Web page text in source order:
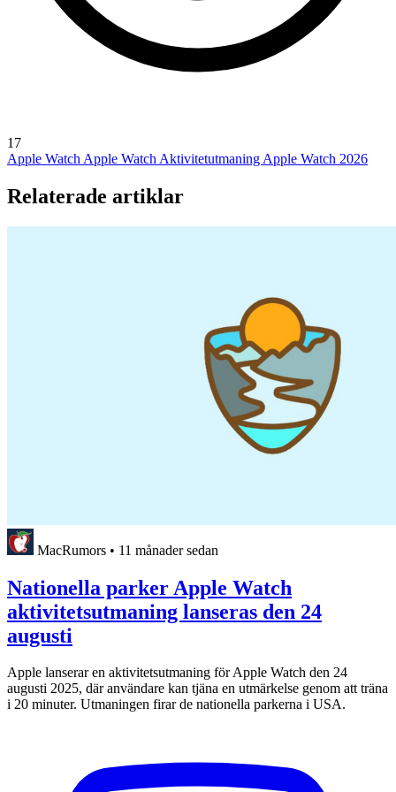
17
Apple Watch Apple Watch Aktivitetutmaning Apple Watch 2026
Relaterade artiklar
MacRumors • 11 månader sedan
Nationella parker Apple Watch
aktivitetsutmaning lanseras den 24
augusti
Apple lanserar en aktivitetsutmaning för Apple Watch den 24
augusti 2025, där användare kan tjäna en utmärkelse genom att träna
i 20 minuter. Utmaningen firar de nationella parkerna i USA.